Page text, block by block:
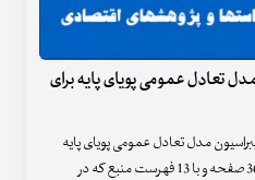
تعادل عمومی پویای پایه برای
مدل تعادل عمومی پویای پایه
برای اقتصاد ایران" مقاله ای است در 36 صفحه و با 13 فهرست منبع که در